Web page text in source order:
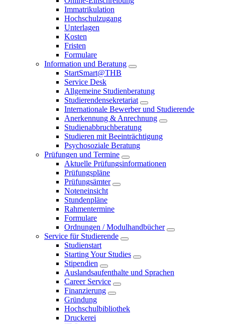
Immatrikulation
Hochschulzugang
Unterlagen
Kosten
Fristen
Formulare
Information und Beratung
StartSmart@THB
Service Desk
Allgemeine Studienberatung
Studierendensekretariat
Internationale Bewerber und Studierende
Anerkennung & Anrechnung
Studienabbruchberatung
Studieren mit Beeinträchtigung
Psychosoziale Beratung
Prüfungen und Termine
Aktuelle Prüfungsinformationen
Prüfungspläne
Prüfungsämter
Noteneinsicht
Stundenpläne
Rahmentermine
Formulare
Ordnungen / Modulhandbücher
Service für Studierende
Studienstart
Starting Your Studies
Stipendien
Auslandsaufenthalte und Sprachen
Career Service
Finanzierung
Gründung
Hochschulbibliothek
Druckerei